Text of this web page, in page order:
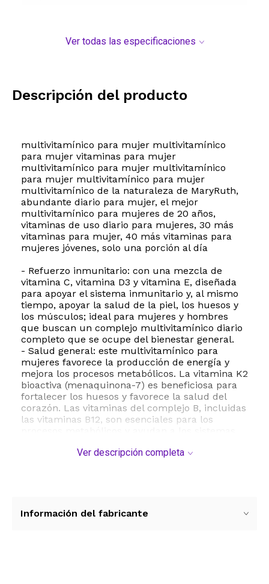
Ver todas las especificaciones
Descripción del producto
multivitamínico para mujer multivitamínico
para mujer vitaminas para mujer
multivitamínico para mujer multivitamínico
para mujer multivitamínico para mujer
multivitamínico de la naturaleza de MaryRuth,
abundante diario para mujer, el mejor
multivitamínico para mujeres de 20 años,
vitaminas de uso diario para mujeres, 30 más
vitaminas para mujer, 40 más vitaminas para
mujeres jóvenes, solo una porción al día
- Refuerzo inmunitario: con una mezcla de
vitamina C, vitamina D3 y vitamina E, diseñada
para apoyar el sistema inmunitario y, al mismo
tiempo, apoyar la salud de la piel, los huesos y
los músculos; ideal para mujeres y hombres
que buscan un complejo multivitamínico diario
completo que se ocupe del bienestar general.
- Salud general: este multivitamínico para
mujeres favorece la producción de energía y
mejora los procesos metabólicos. La vitamina K2
bioactiva (menaquinona-7) es beneficiosa para
fortalecer los huesos y favorece la salud del
corazón. Las vitaminas del complejo B, incluidas
las vitaminas B12, son esenciales para los
energéticos? ¡Este multivitamínico favorece la
puede mezclar fácilmente en cualquier bebida,
Ver descripción completa
Información del fabricante